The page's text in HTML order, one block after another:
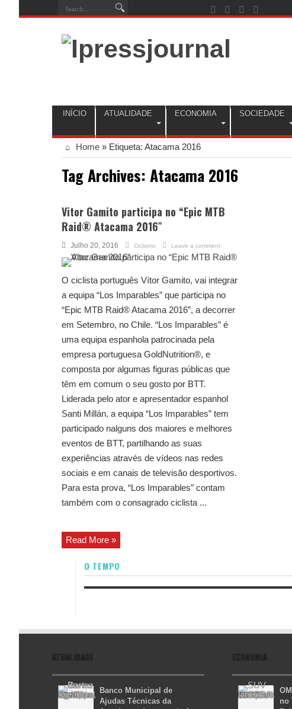
INÍCIO ATUALIDADE ECONOMIA SOCIEDADE
Home » Etiqueta: Atacama 2016
Tag Archives: Atacama 2016
Vitor Gamito participa no “Epic MTB
Raid® Atacama 2016″
Julho 20, 2016 Ciclismo Leave a comment
O ciclista português Vítor Gamito, vai integrar
a equipa “Los Imparables” que participa no
“Epic MTB Raid® Atacama 2016”, a decorrer
em Setembro, no Chile. “Los Imparables” é
uma equipa espanhola patrocinada pela
empresa portuguesa GoldNutrition®, e
composta por algumas figuras públicas que
têm em comum o seu gosto por BTT.
Liderada pelo ator e apresentador espanhol
Santi Millán, a equipa “Los Imparables” tem
participado nalguns dos maiores e melhores
eventos de BTT, partilhando as suas
experiências através de vídeos nas redes
sociais e em canais de televisão desportivos.
Para esta prova, “Los Imparables” contam
também com o consagrado ciclista ...
Read More »
O TEMPO
ATUALIDADE
Banco Municipal de
Ajudas Técnicas da
ECONOMIA
no